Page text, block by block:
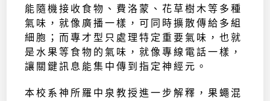
能隨機接收食物、費洛蒙、花草樹木等多種
氣味，就像廣播一樣，可同時擴散傳給多組
細胞；而專才型只處理特定重要氣味，也就
是水果等食物的氣味，就像專線電話一樣，
讓關鍵訊息能集中傳到指定神經元。
本校系神所羅中泉教授進一步解釋，果蠅混